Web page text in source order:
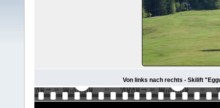
Von links nach rechts - Skilift